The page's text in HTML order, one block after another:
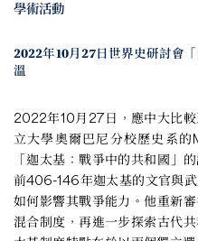
學術活動
2022年10月27日世界史研討會
溫
2022年10月27日，應中大比
立大學奧爾巴尼分校歷史系
「迦太基：戰爭中的共和國」
前406-146年迦太基的文官與
如何影響其戰爭能力。他重新
混合制度，再進一步探索古代